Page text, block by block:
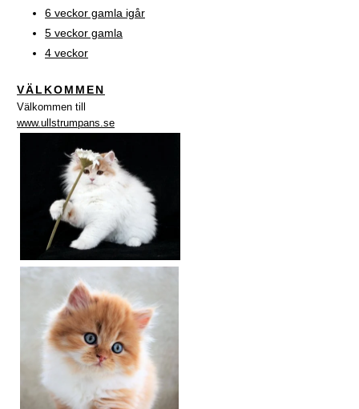
6 veckor gamla igår
5 veckor gamla
4 veckor
VÄLKOMMEN
Välkommen till
www.ullstrumpans.se